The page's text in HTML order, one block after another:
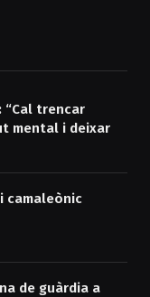
“Cal trencar
mental i deixar
camaleònic
de guàrdia a